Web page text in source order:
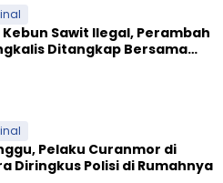
Sawit Ilegal, Perambah
Ditangkap Bersama
Pelaku Curanmor di
Diringkus Polisi di Rumahnya